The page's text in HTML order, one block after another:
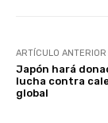
ARTÍCULO ANTERIOR
Japón hará
lucha contra
global